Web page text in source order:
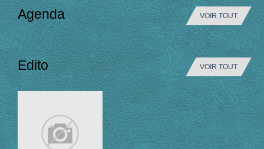
Agenda VOIR TOUT
Edito VOIR TOUT